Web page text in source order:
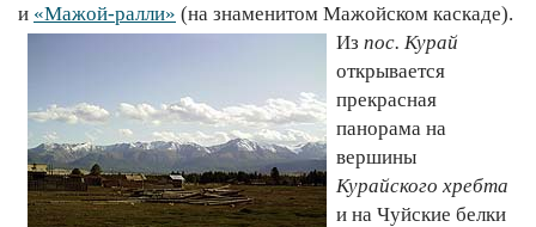
и «Мажой-ралли» (на знаменитом Мажойском каскаде).
Из пос. Курай
открывается
прекрасная
панорама на
вершины
Курайского хребта
и на Чуйские белки